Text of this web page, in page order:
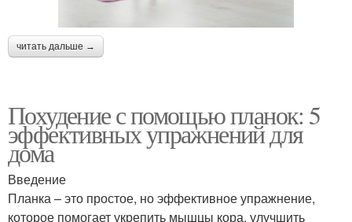
читать дальше →
Похудение с помощью планок: 5
эффективных упражнений для
дома
Введение
Планка – это простое, но эффективное упражнение,
которое помогает укрепить мышцы кора, улучшить